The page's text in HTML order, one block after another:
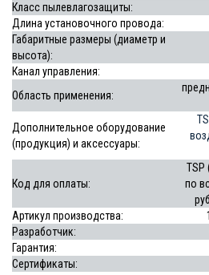
Класс пылевлагозащиты:
Длина установочного провода:
Габаритные размеры (диаметр и
высота):
Канал управления:
Область применения:
Дополнительное оборудование
(продукция) и аксессуары:
Код для оплаты:
ТSP
по
Артикул производства:
Разработчик:
Гарантия:
Сертификаты: